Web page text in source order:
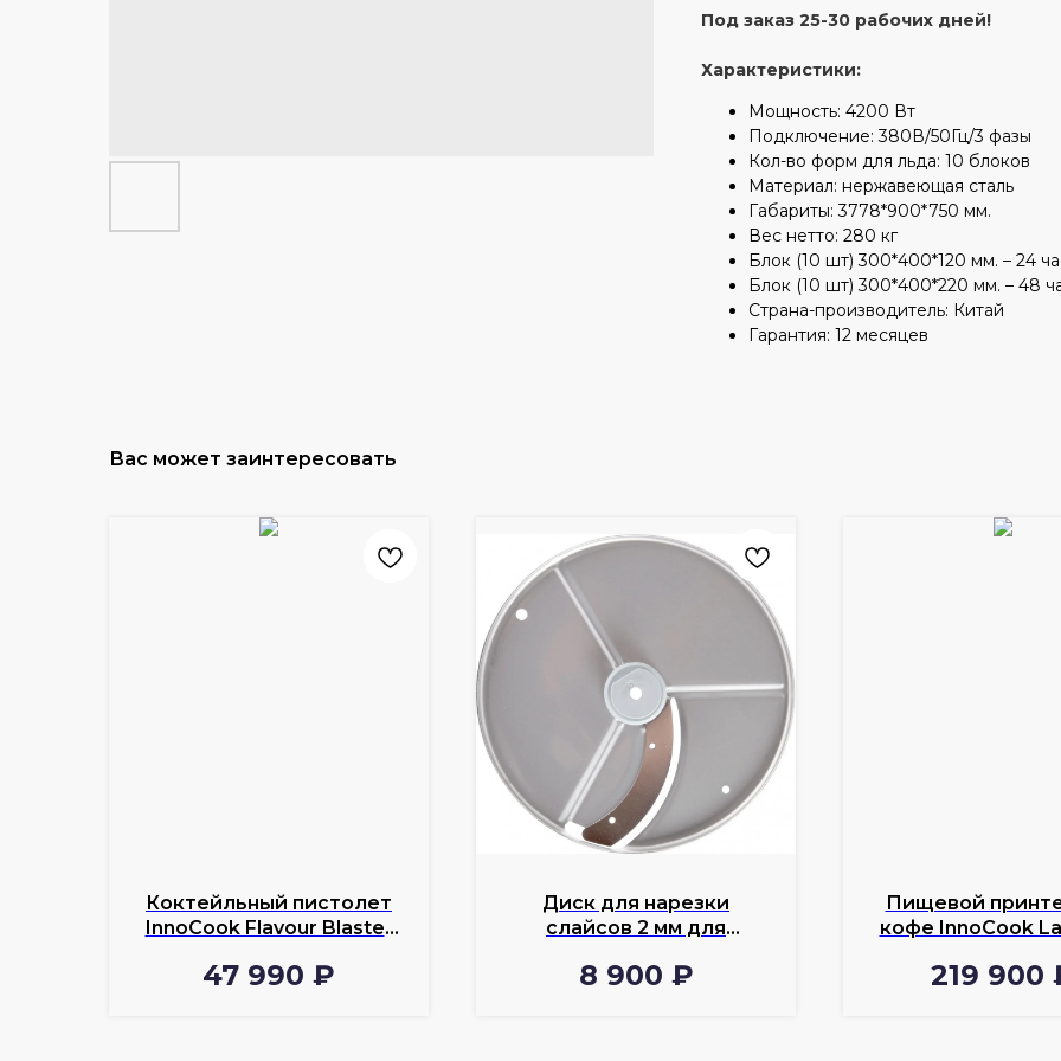
Под заказ 25-30 рабочих дней!
Характеристики:
Мощность: 4200 Вт
Подключение: 380В/50Гц/3 фазы
Кол-во форм для льда: 10 блоков
Материал: нержавеющая сталь
Габариты: 3778*900*750 мм.
Вес нетто: 280 кг
Блок (10 шт) 300*400*120 мм. – 24
Блок (10 шт) 300*400*220 мм. – 48
Страна-производитель: Китай
Гарантия: 12 месяцев
Вас может заинтересовать
Коктейльный пистолет
InnoCook Flavour Blaster
47 990 ₽
Диск для нарезки
слайсов 2 мм для
VС-50
8 900 ₽
Пищевой
кофе InnoCook
219 900